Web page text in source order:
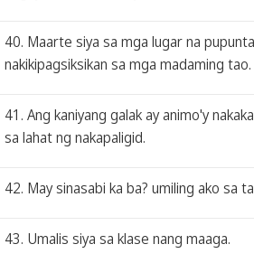
40. Maarte siya sa mga lugar na
nakikipagsiksikan sa mga madaming tao.
41. Ang kaniyang galak ay animo'y
sa lahat ng nakapaligid.
42. May sinasabi ka ba? umiling ako sa
43. Umalis siya sa klase nang maaga.